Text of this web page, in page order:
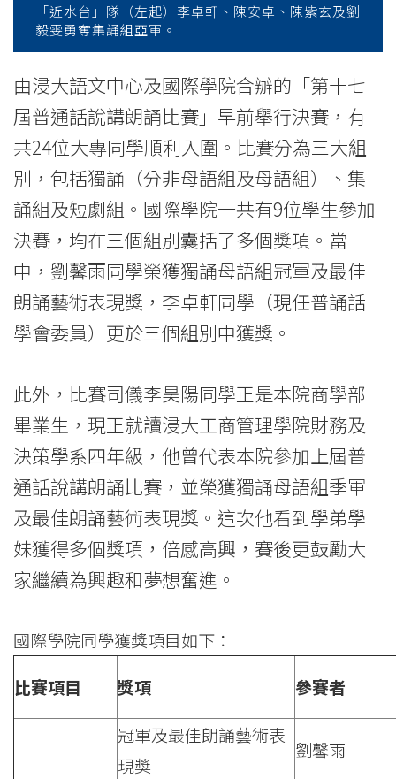
說
講
朗
誦
比
賽」
中
贏
得
多
個
獎
項
學
消
息
「近水台」隊（左起）李卓軒、陳安卓、陳紫玄及劉
毅雯勇奪集誦組亞軍。
由浸大語文中心及國際學院合辦的「第十七
屆普通話說講朗誦比賽」早前舉行決賽，有
共24位大專同學順利入圍。比賽分為三大組
別，包括獨誦（分非母語組及母語組）、集
誦組及短劇組。國際學院一共有9位學生參加
決賽，均在三個組別囊括了多個獎項。當
中，劉馨雨同學榮獲獨誦母語組冠軍及最佳
朗誦藝術表現獎，李卓軒同學（現任普誦話
學會委員）更於三個組別中獲獎。
此外，比賽司儀李昊陽同學正是本院商學部
畢業生，現正就讀浸大工商管理學院財務及
決策學系四年級，他曾代表本院參加上屆普
通話說講朗誦比賽，並榮獲獨誦母語組季軍
及最佳朗誦藝術表現獎。這次他看到學弟學
妹獲得多個獎項，倍感高興，賽後更鼓勵大
家繼續為興趣和夢想奮進。
國際學院同學獲獎項目如下：
比賽項目
獎項 參賽者
冠軍及最佳朗誦藝術表
現獎
劉馨雨